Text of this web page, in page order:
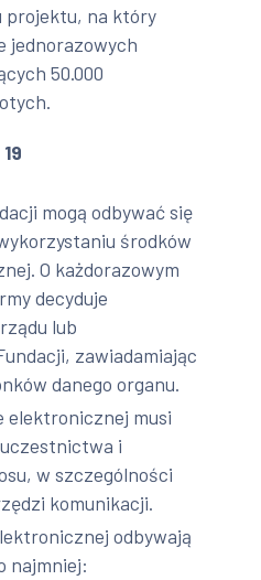
projektu, na który
jednorazowych
50.000
mogą odbywać się
środków
O każdorazowym
decyduje
lub
zawiadamiając
danego organu.
elektronicznej musi
i
w szczególności
komunikacji.
odbywają
najmniej: